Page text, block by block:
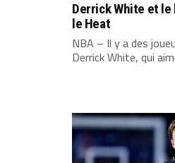
Derrick White et le
le Heat
NBA – Il y a des
Derrick White, qui